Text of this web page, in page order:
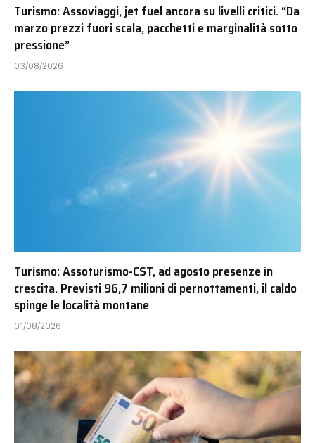
Turismo: Assoviaggi, jet fuel ancora su livelli critici. “Da
marzo prezzi fuori scala, pacchetti e marginalità sotto
pressione”
03/08/2026
Turismo: Assoturismo-CST, ad agosto presenze in
crescita. Previsti 96,7 milioni di pernottamenti, il caldo
spinge le località montane
01/08/2026